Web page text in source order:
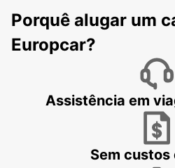
LONDRES WANDSWORTH
LONDON - UNITED KINGDOM
AEROPORTO DE LUTON
LUTON - UNITED KINGDOM
Porquê alugar um
Europcar?
Assistência em
Sem custos